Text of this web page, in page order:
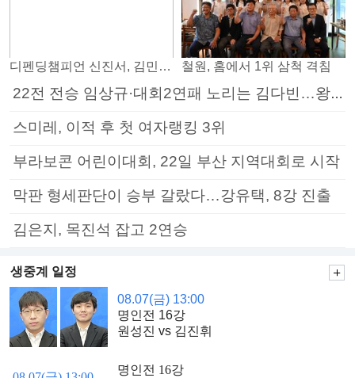
디펜딩챔피언 신진서, 김민석 꺾고 8강으로 철원, 홈에서 1위 삼척 격침
22전 전승 임상규·대회2연패 노리는 김다빈…왕중왕전 16강 7일부터
스미레, 이적 후 첫 여자랭킹 3위
부라보콘 어린이대회, 22일 부산 지역대회로 시작
막판 형세판단이 승부 갈랐다…강유택, 8강 진출
김은지, 목진석 잡고 2연승
생중계 일정
08.07(금) 13:00
명인전 16강
원성진 vs 김진휘
명인전 16강